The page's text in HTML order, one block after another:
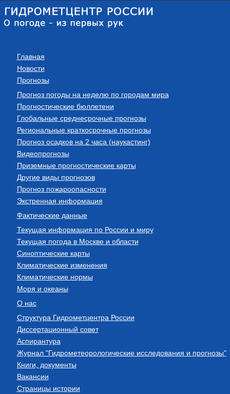
Главная
Новости
Прогнозы
Прогноз погоды на неделю по городам мира
Прогностические бюллетени
Глобальные среднесрочные прогнозы
Региональные краткосрочные прогнозы
Прогноз осадков на 2 часа (наукастинг)
Видеопрогнозы
Приземные прогностические карты
Другие виды прогнозов
Прогноз пожароопасности
Экстренная информация
Фактические данные
Текущая информация по России и миру
Текущая погода в Москве и области
Синоптические карты
Климатические изменения
Климатические нормы
Моря и океаны
О нас
Структура Гидрометцентра России
Диссертационный совет
Аспирантура
Журнал "Гидрометеорологические исследования и прогнозы"
Книги, документы
Вакансии
Страницы истории